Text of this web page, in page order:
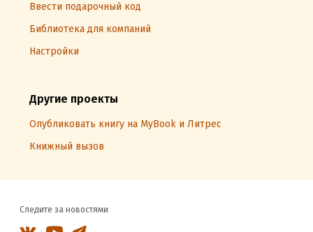
Ввести подарочный код
Библиотека для компаний
Настройки
Другие проекты
Опубликовать книгу на MyBook и Литрес
Книжный вызов
Следите за новостями